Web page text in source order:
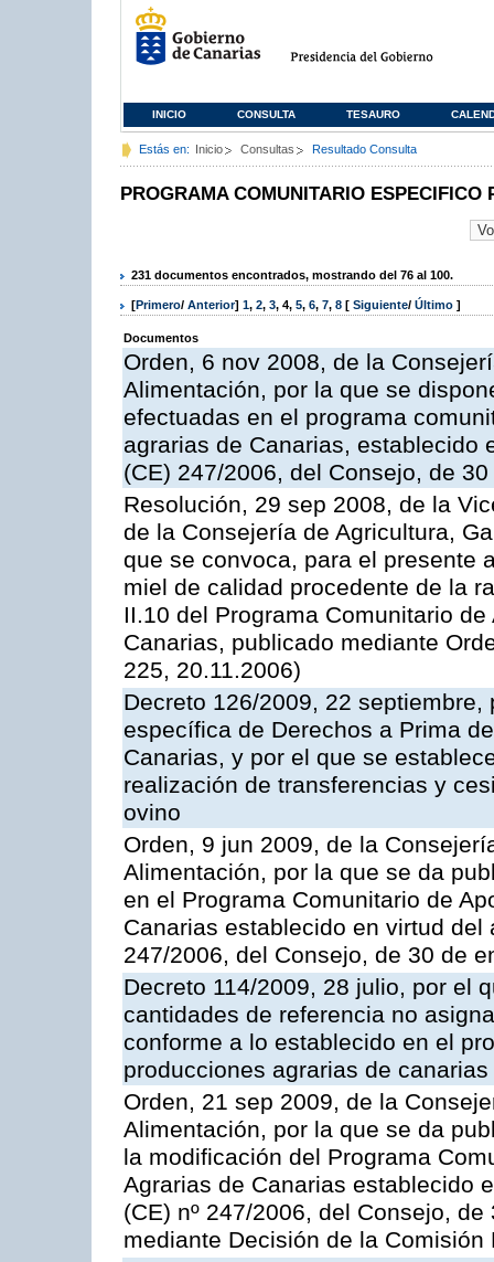
INICIO CONSULTA TESAURO
Estás en: Inicio Consultas Resultado Consulta
PROGRAMA COMUNITARIO ESPECIFICO
231 documentos encontrados, mostrando del 76 al 100.
[Primero/ Anterior] 1, 2, 3, 4, 5, 6, 7, 8 [ Siguiente/ Último ]
Documentos
Orden, 6 nov 2008, de la
Alimentación, por la que se
efectuadas en el programa
agrarias de Canarias, establecido
(CE) 247/2006, del Consejo, de
Resolución, 29 sep 2008, de la
de la Consejería de Agricultura,
que se convoca, para el presente
miel de calidad procedente de la
II.10 del Programa Comunitario
Canarias, publicado mediante
225, 20.11.2006)
Decreto 126/2009, 22
específica de Derechos a Prima
Canarias, y por el que se
realización de transferencias y
ovino
Orden, 9 jun 2009, de la
Alimentación, por la que se da
en el Programa Comunitario de
Canarias establecido en virtud
247/2006, del Consejo, de 30 de
Decreto 114/2009, 28 julio, por el
cantidades de referencia no
conforme a lo establecido en el
producciones agrarias de canarias
Orden, 21 sep 2009, de la
Alimentación, por la que se da
la modificación del Programa
Agrarias de Canarias establecido
(CE) nº 247/2006, del Consejo,
mediante Decisión de la